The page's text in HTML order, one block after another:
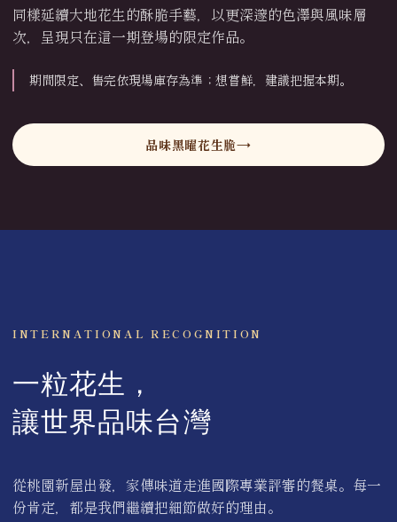
同樣延續大地花生的酥脆手藝，以更深邃的色澤與風味層
次，呈現只在這一期登場的限定作品。
期間限定、售完依現場庫存為準；想嘗鮮，建議把握本期。
品味黑曜花生脆
INTERNATIONAL RECOGNITION
一粒花生，
讓世界品味台灣
從桃園新屋出發，家傳味道走進國際專業評審的餐桌。每一
份肯定，都是我們繼續把細節做好的理由。